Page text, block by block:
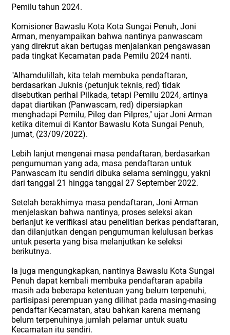
Pemilu tahun 2024.
Komisioner Bawaslu Kota Kota Sungai Penuh, Joni
Arman, menyampaikan bahwa nantinya panwascam
yang direkrut akan bertugas menjalankan pengawasan
pada tingkat Kecamatan pada Pemilu 2024 nanti.
"Alhamdulillah, kita telah membuka pendaftaran,
berdasarkan Juknis (petunjuk teknis, red) tidak
disebutkan perihal Pilkada, tetapi Pemilu 2024, artinya
dapat diartikan (Panwascam, red) dipersiapkan
menghadapi Pemilu, Pileg dan Pilpres," ujar Joni Arman
ketika ditemui di Kantor Bawaslu Kota Sungai Penuh,
jumat, (23/09/2022).
Lebih lanjut mengenai masa pendaftaran, berdasarkan
pengumuman yang ada, masa pendaftaran untuk
Panwascam itu sendiri dibuka selama seminggu, yakni
dari tanggal 21 hingga tanggal 27 September 2022.
Setelah berakhirnya masa pendaftaran, Joni Arman
menjelaskan bahwa nantinya, proses seleksi akan
berlanjut ke verifikasi atau penelitian berkas pendaftaran,
dan dilanjutkan dengan pengumuman kelulusan berkas
untuk peserta yang bisa melanjutkan ke seleksi
berikutnya.
Ia juga mengungkapkan, nantinya Bawaslu Kota Sungai
Penuh dapat kembali membuka pendaftaran apabila
masih ada beberapa ketentuan yang belum terpenuhi,
partisipasi perempuan yang dilihat pada masing-masing
pendaftar Kecamatan, atau bahkan karena memang
belum terpenuhinya jumlah pelamar untuk suatu
Kecamatan itu sendiri.